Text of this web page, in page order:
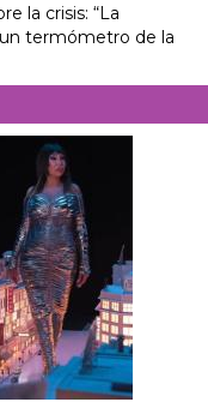
la crisis: “La
termómetro de la